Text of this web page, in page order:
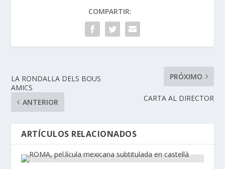
COMPARTIR:
LA RONDALLA DELS BOUS
AMICS
ANTERIOR
PRÓXIMO
CARTA AL DIRECTOR
ARTÍCULOS RELACIONADOS